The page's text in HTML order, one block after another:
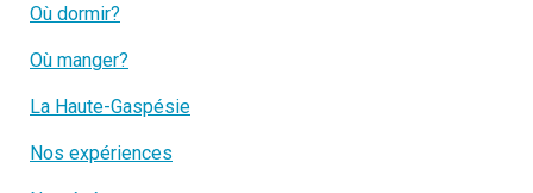
Où dormir?
Où manger?
La Haute-Gaspésie
Nos expériences